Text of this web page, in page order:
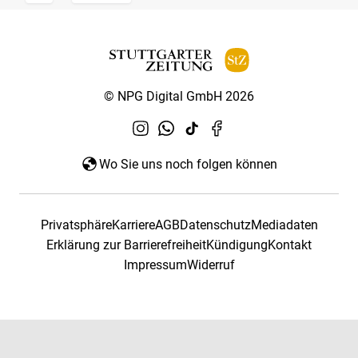
© NPG Digital GmbH 2026
Wo Sie uns noch folgen können
PrivatsphäreKarriereAGBDatenschutzMediadaten
Erklärung zur BarrierefreiheitKündigungKontakt
ImpressumWiderruf